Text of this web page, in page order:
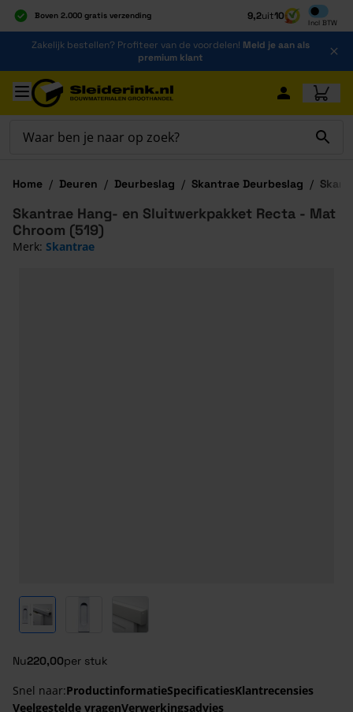
Boven 2.000 gratis verzending
Al 40 jaar dé specialist
Alles onder één dak
9,2uit10
Incl BTW
Inclusief
Ga naar de inhoud
Zakelijk bestellen? Profiteer van de voordelen! Meld je aan als
premium klant
Ga naar hoofdinhoud
Home / Deuren / Deurbeslag / Skantrae Deurbeslag /
View larger imageView larger image
Nu220,00per stuk
Skantrae Hang- en Sluitwerkpakket Recta - Mat
Chroom (519)
Merk: Skantrae
Snel naar:ProductinformatieSpecificatiesKlantrecensies
Veelgestelde vragenVerwerkingsadvies